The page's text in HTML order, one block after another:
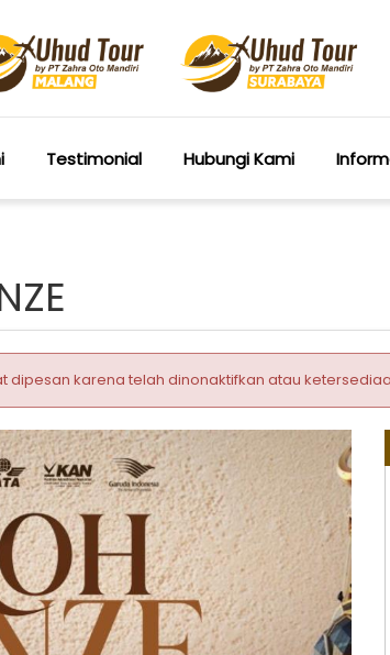
Testimonial Hubungi Kami
dipesan karena telah dinonaktifkan atau